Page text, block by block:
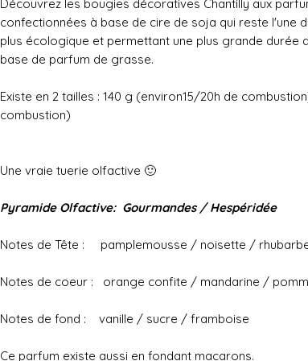
Découvrez les bougies décoratives Chantilly aux
confectionnées à base de cire de soja qui reste l'une
plus écologique et permettant une plus grande durée
base de parfum de grasse.
Existe en 2 tailles : 140 g (environ15/20h de
combustion)
Une vraie tuerie olfactive 🙂
Pyramide Olfactive: Gourmandes / Hespéridée
Notes de Tête : pamplemousse / noisette /
Notes de coeur : orange confite / mandarine /
Notes de fond : vanille / sucre / framboise
Ce parfum existe aussi en fondant macarons.